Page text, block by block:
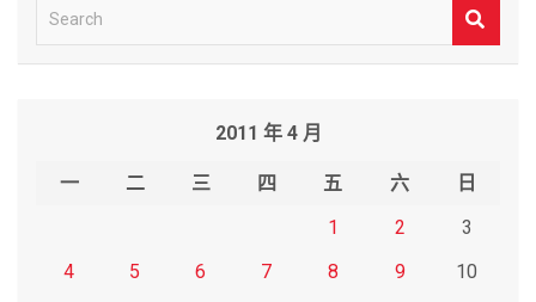
e
2011 年 4 月
一 二 三 四 五 六
日
1
2
3
4
5 6 7 8 9
10